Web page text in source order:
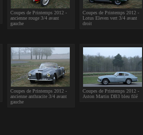
Coupes de Printemps 2012 -
ancienne rouge 3/4 avant
gauche
Coupes de Printemps 2012 -
Lotus Eleven vert 3/4 avant
droit
Coupes de Printemps 2012 -
ancienne anthracite 3/4 avant
gauche
Coupes de Printemps 2012 -
Aston Martin DB3 bleu filé